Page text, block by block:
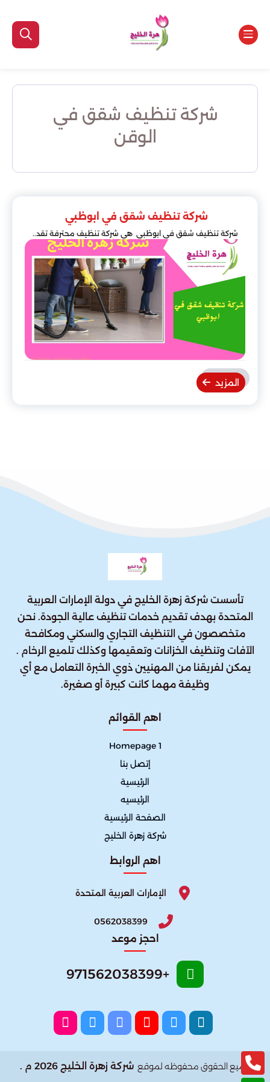
شركة تنظيف شقق في
الوقن
شركة تنظيف شقق في ابوظبي
شركة تنظيف شقق في ابوظبي هي شركة تنظيف محترفة تقد..
المزيد
تأسست شركة زهرة الخليج في دولة الإمارات العربية
المتحدة بهدف تقديم خدمات تنظيف عالية الجودة. نحن
متخصصون في التنظيف التجاري والسكني ومكافحة
الآفات وتنظيف الخزانات وتعقيمها وكذلك تلميع الرخام .
يمكن لفريقنا من المهنيين ذوي الخبرة التعامل مع أي
وظيفة مهما كانت كبيرة أو صغيرة.
اهم القوائم
Homepage 1
إتصل بنا
الرئيسية
الرئيسيه
الصفحة الرئيسية
شركة زهرة الخليج
اهم الروابط
الإمارات العربية المتحدة
0562038399
احجز موعد
+971562038399
جميع الحقوق محفوظه لموقع شركة زهرة الخليج 2026 م .